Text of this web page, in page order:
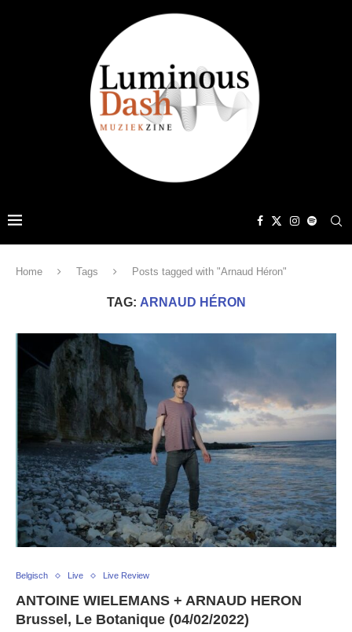
Home Tags Posts tagged with "Arnaud Héron"
TAG: ARNAUD HÉRON
Belgisch Live Live Review
ANTOINE WIELEMANS + ARNAUD HERON
Brussel, Le Botanique (04/02/2022)